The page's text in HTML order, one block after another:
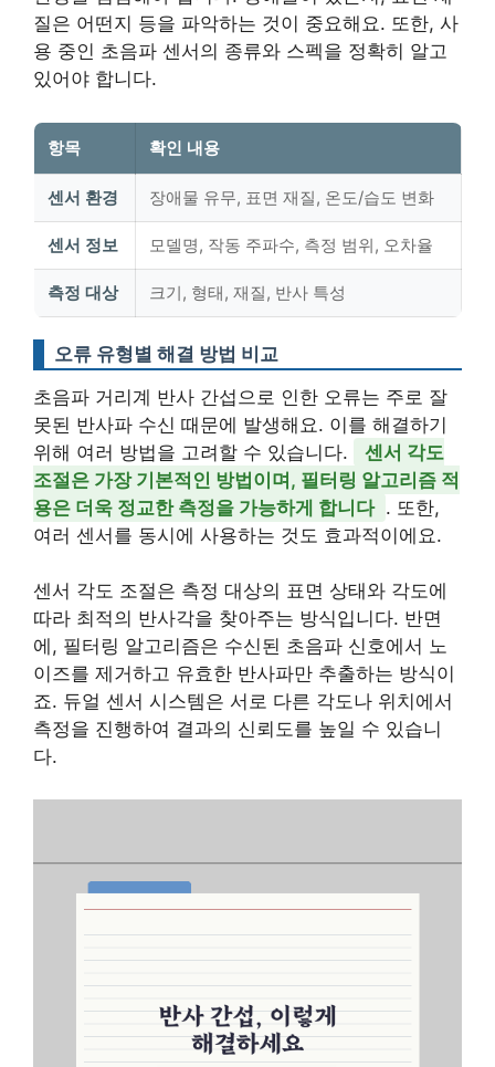
질은 어떤지 등을 파악하는 것이 중요해요. 또한, 사
용 중인 초음파 센서의 종류와 스펙을 정확히 알고
있어야 합니다.
항목 확인 내용
센서 환경 장애물 유무, 표면 재질, 온도/습도 변화
센서 정보 모델명, 작동 주파수, 측정 범위, 오차율
측정 대상 크기, 형태, 재질, 반사 특성
오류 유형별 해결 방법 비교
초음파 거리계 반사 간섭으로 인한 오류는 주로 잘
못된 반사파 수신 때문에 발생해요. 이를 해결하기
위해 여러 방법을 고려할 수 있습니다.
센서 각도
조절은 가장 기본적인 방법이며, 필터링 알고리즘 적
용은 더욱 정교한 측정을 가능하게 합니다 . 또한,
여러 센서를 동시에 사용하는 것도 효과적이에요.
센서 각도 조절은 측정 대상의 표면 상태와 각도에
따라 최적의 반사각을 찾아주는 방식입니다. 반면
에, 필터링 알고리즘은 수신된 초음파 신호에서 노
이즈를 제거하고 유효한 반사파만 추출하는 방식이
죠. 듀얼 센서 시스템은 서로 다른 각도나 위치에서
측정을 진행하여 결과의 신뢰도를 높일 수 있습니
다.